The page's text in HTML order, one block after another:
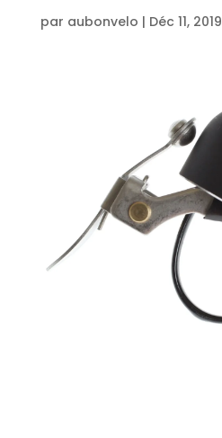
par aubonvelo | Déc 11, 2019